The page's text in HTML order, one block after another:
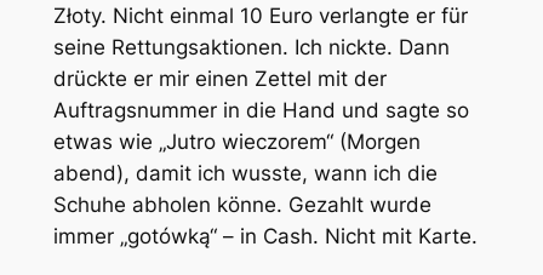
Złoty. Nicht einmal 10 Euro verlangte er für
seine Rettungsaktionen. Ich nickte. Dann
drückte er mir einen Zettel mit der
Auftragsnummer in die Hand und sagte so
etwas wie „Jutro wieczorem“ (Morgen
abend), damit ich wusste, wann ich die
Schuhe abholen könne. Gezahlt wurde
immer „gotówką“ – in Cash. Nicht mit Karte.